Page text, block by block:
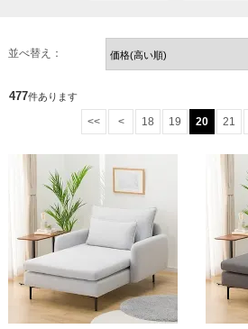
並べ替え：
477件あります
<< < 18 19 20 21